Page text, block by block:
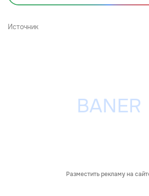
Источник
Разместить рекламу на